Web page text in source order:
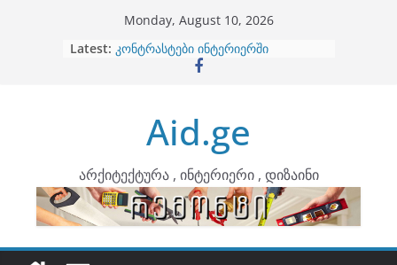
Monday, August 10, 2026
Latest: ბინების გაერთიანება
კონტრასტები ინტერიერში
ინტერიერის დიზიანი
არტემიდი წარმოგიდგენთ
Aid.ge
არქიტექტურა , ინტერიერი , დიზაინი